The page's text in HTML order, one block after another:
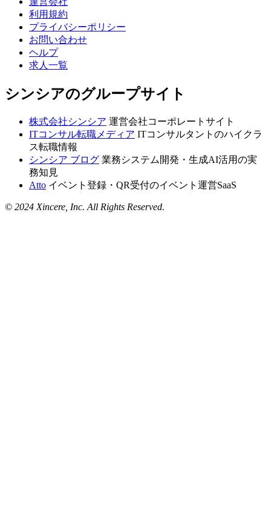
利用規約
プライバシーポリシー
お問い合わせ
ヘルプ
求人一覧
シンシアのグループサイト
株式会社シンシア 運営会社コーポレートサイト
ITコンサル転職メディア ITコンサルタントのハイクラ
ス転職情報
シンシア ブログ 業務システム開発・生成AI活用の実
務知見
Atto イベント登録・QR受付のイベント運営SaaS
© 2024 Xincere, Inc. All Rights Reserved.